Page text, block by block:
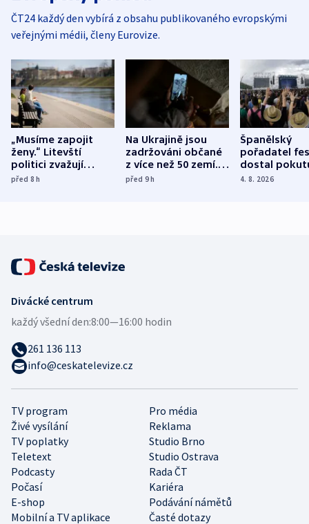
ČT24 každý den vybírá z obsahu publikovaného evropskými
veřejnými médii, členy Eurovize.
„Musíme zapojit
ženy.“ Litevští
politici zvažují
dohodu o
před 8h
Na Ukrajině jsou
zadržováni občané
z více než 50 zemí.
Bojovali na straně
před 9h
Španělský
pořadatel
dostal
nekalé
4. 8. 2026
TV program
Pro média
Živé vysílání
Reklama
TV poplatky
Studio Brno
Teletext
Studio Ostrava
Podcasty
Rada ČT
Počasí
Kariéra
E-shop
Podávání námětů
Mobilní a TV aplikace
Časté dotazy
Divácké centrum
každý všední den:8:00—16:00 hodin
261 136 113
info@ceskatelevize.cz